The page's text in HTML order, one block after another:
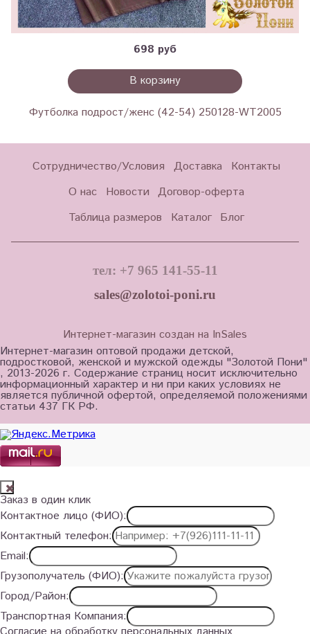
698 руб
В корзину
Футболка подрост/женс (42-54) 250128-WT2005
Сотрудничество/Условия Доставка
Контакты
О нас
Новости Договор-оферта
Таблица размеров
Каталог Блог
тел: +7 965 141-55-11
sales@zolotoi-poni.ru
Интернет-магазин создан на InSales
Интернет-магазин оптовой продажи детской,
подростковой, женской и мужской одежды "Золотой Пони"
, 2013-2026 г. Содержание страниц носит исключительно
информационный характер и ни при каких условиях не
является публичной офертой, определяемой положениями
статьи 437 ГК РФ.
Заказ в один клик
Контактное лицо (ФИО):
Контактный телефон:
Email:
Грузополучатель (ФИО):
Город/Район:
Транспортная Компания: